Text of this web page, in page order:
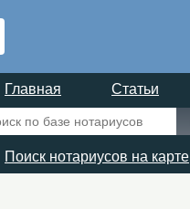
Главная Статьи
Поиск нотариусов на карте